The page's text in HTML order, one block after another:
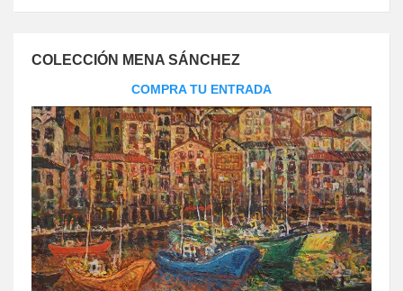
COLECCIÓN MENA SÁNCHEZ
COMPRA TU ENTRADA